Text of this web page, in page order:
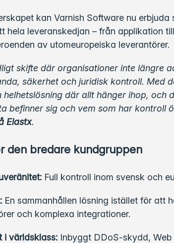
kan Varnish Software nu
hela leveranskedjan – från applikation
av utomeuropeiska leverantörer.
skifte där organisationer inte längre
säkerhet och juridisk kontroll. Med
helhetslösning där allt hänger ihop, och
befinner sig och vem som har kontroll
Elastx.
den bredare kundgruppen
Full kontroll inom svensk och
En sammanhållen lösning istället för att
och komplexa integrationer.
i världsklass: Inbyggt DDoS-skydd,